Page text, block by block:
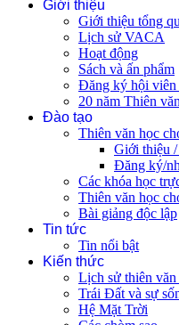
Giới thiệu
Giới thiệu tổng
Lịch sử VACA
Hoạt động
Sách và ấn phẩm
Đăng ký hội
20 năm Thiên
Đào tạo
Thiên văn học
Giới thiệu
Đăng ký/
Các khóa học
Thiên văn học
Bài giảng độc lập
Tin tức
Tin nổi bật
Kiến thức
Lịch sử thiên văn
Trái Đất và sự
Hệ Mặt Trời